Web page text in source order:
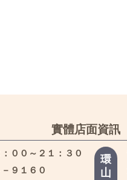
實體店面資訊
００～２１：３０
９１６０
環
山